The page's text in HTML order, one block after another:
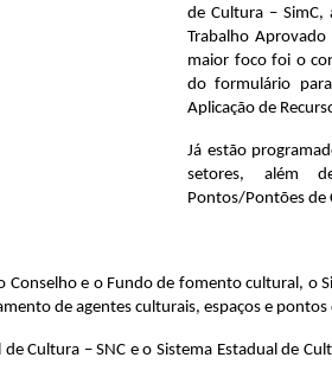
de Cultura – SimC,
Trabalho Aprovado
maior foco foi o
do formulário
Aplicação de
Já estão
setores, além
Pontos/Pontões de
e o Fundo de fomento cultural, o
de agentes culturais, espaços e pontos
Cultura – SNC e o Sistema Estadual de